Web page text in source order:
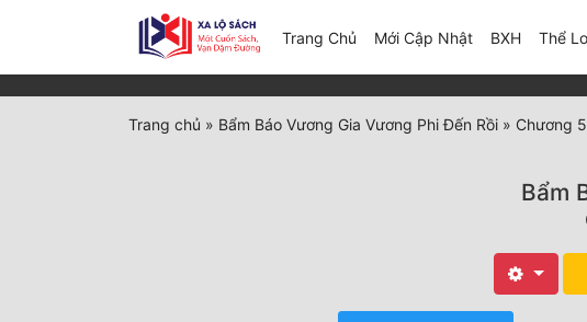
Trang Chủ Mới Cập Nhật(current)
BXH Thể
Trang chủ » Bẩm Báo Vương Gia Vương Phi Đến Rồi » Chương
Bẩm